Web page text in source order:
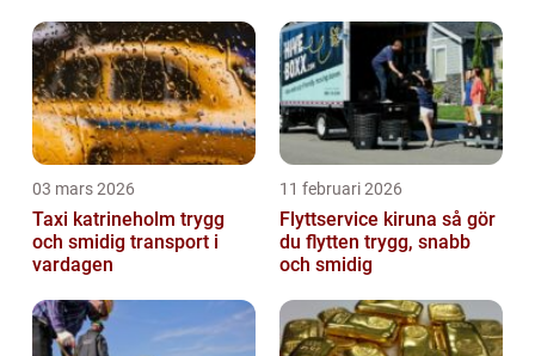
03 mars 2026
Taxi katrineholm trygg
och smidig transport i
vardagen
11 februari 2026
Flyttservice kiruna så gör
du flytten trygg, snabb
och smidig